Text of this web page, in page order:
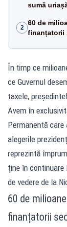
sumă
2
60 de
finanțatorii
În timp ce
ce Guvernul
taxele,
Avem în
Permanentă
alegerile
reprezintă
ține în
de vedere de la
60 de
finanțatorii